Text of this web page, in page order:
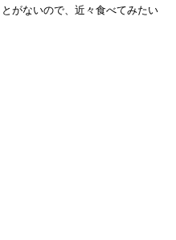
がないので、近々食べてみたい